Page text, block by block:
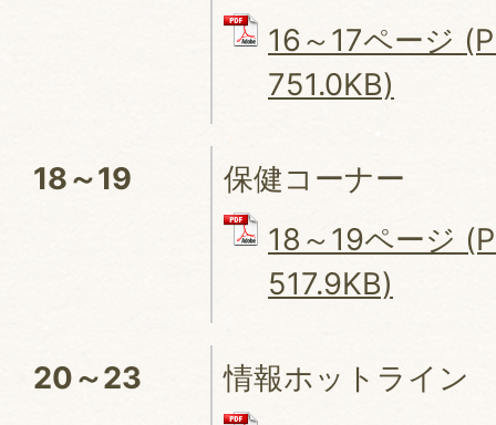
16～17ページ
751.0KB)
18～19
保健コーナー
18～19ページ
517.9KB)
20～23
情報ホットライン